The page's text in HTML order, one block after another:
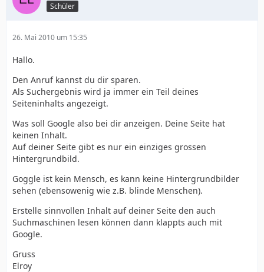
Schüler
26. Mai 2010 um 15:35
Hallo.
Den Anruf kannst du dir sparen.
Als Suchergebnis wird ja immer ein Teil deines
Seiteninhalts angezeigt.
Was soll Google also bei dir anzeigen. Deine Seite hat
keinen Inhalt.
Auf deiner Seite gibt es nur ein einziges grossen
Hintergrundbild.
Goggle ist kein Mensch, es kann keine Hintergrundbilder
sehen (ebensowenig wie z.B. blinde Menschen).
Erstelle sinnvollen Inhalt auf deiner Seite den auch
Suchmaschinen lesen können dann klappts auch mit
Google.
Gruss
Elroy